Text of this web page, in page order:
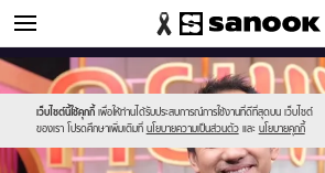
ข่าวบันเทิง
เว็บไซต์นี้ใช้คุกกี้ เพื่อให้ท่านได้รับประสบการณ์การใช้งานที่ดีที่สุดบน เว็บไซต์
ของเรา โปรดศึกษาเพิ่มเติมที่ นโยบายความเป็นส่วนตัว และ นโยบายคุกกี้
Sanook
//s.isanook.com/sr/0/images/logo-
new-
sanook.png
600
60
//s.isanook.com/ns/0/ud/1759/8797594/15.jpg